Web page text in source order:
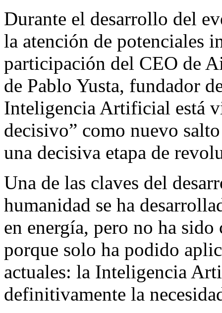
Durante el desarrollo del
la atención de potenciales
participación del CEO de
de Pablo Yusta, fundador
Inteligencia Artificial está
decisivo” como nuevo
una decisiva etapa de
Una de las claves del
humanidad se ha
en energía, pero no ha
porque solo ha podido
actuales: la Inteligencia
definitivamente la